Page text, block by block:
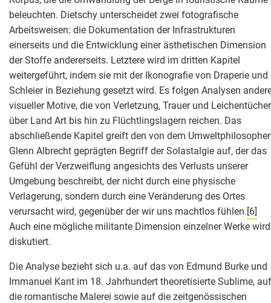
beleuchten. Dietschy unterscheidet zwei fotografische
Arbeitsweisen: die Dokumentation der Infrastrukturen
einerseits und die Entwicklung einer ästhetischen Dimension
der Stoffe andererseits. Letztere wird im dritten Kapitel
weitergeführt, indem sie mit der Ikonografie von Draperie und
Schleier in Beziehung gesetzt wird. Es folgen Analysen
visueller Motive, die von Verletzung, Trauer und
über Land Art bis hin zu Flüchtlingslagern reichen. Das
abschließende Kapitel greift den von dem
Glenn Albrecht geprägten Begriff der Solastalgie auf, der das
Gefühl der Verzweiflung angesichts des Verlusts unserer
Umgebung beschreibt, der nicht durch eine physische
Verlagerung, sondern durch eine Veränderung des Ortes
verursacht wird, gegenüber der wir uns machtlos fühlen.[6]
Auch eine mögliche militante Dimension einzelner Werke wird
diskutiert.
Die Analyse bezieht sich u.a. auf das von Edmund Burke und
Immanuel Kant im 18. Jahrhundert theoretisierte Sublime, auf
die romantische Malerei sowie auf die zeitgenössischen